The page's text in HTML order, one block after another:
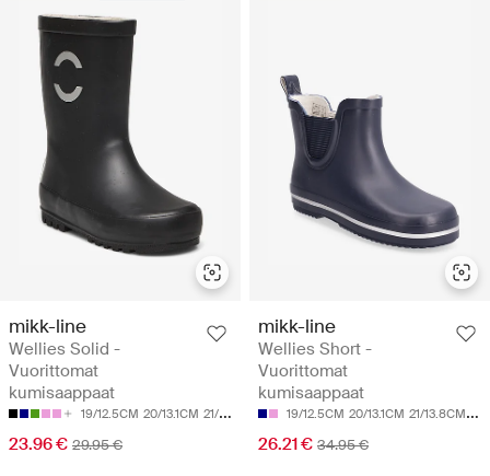
mikk-line
Wellies Solid -
Vuorittomat
kumisaappaat
19/12.5CM 20/13.1CM 21/13.8CM 22/14.5CM 23/15.1CM
23.96 € 29.95 €
mikk-line
Wellies Short -
Vuorittomat
kumisaappaat
19/12.5CM 20/13.1CM 21/13.8CM
26.21 € 34.95 €